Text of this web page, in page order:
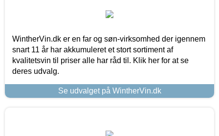
WintherVin.dk er en far og søn-virksomhed der igennem
snart 11 år har akkumuleret et stort sortiment af
kvalitetsvin til priser alle har råd til. Klik her for at se
deres udvalg.
Se udvalget på WintherVin.dk